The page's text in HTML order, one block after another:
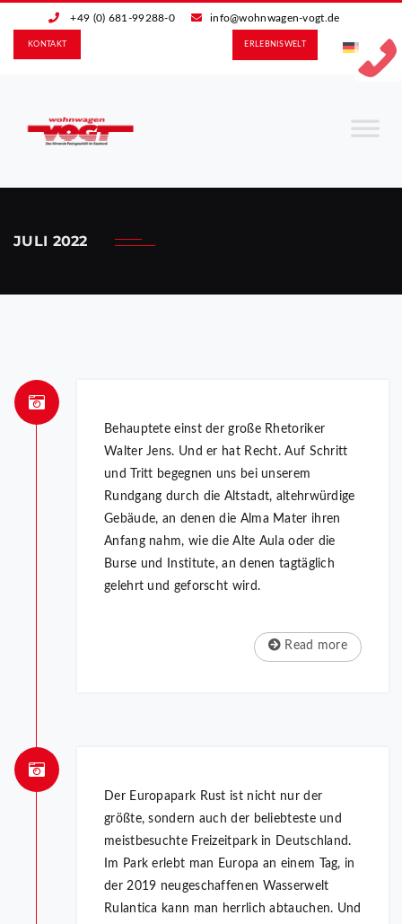
+49 (0) 681-99288-0 info@wohnwagen-vogt.de
ERLEBNIS­WELT
KONTAKT
JULI 2022
Behauptete einst der große Rhetoriker
Walter Jens. Und er hat Recht. Auf Schritt
und Tritt begegnen uns bei unserem
Rundgang durch die Altstadt, altehrwürdige
Gebäude, an denen die Alma Mater ihren
Anfang nahm, wie die Alte Aula oder die
Burse und Institute, an denen tagtäglich
gelehrt und geforscht wird.
Read more
Der Europapark Rust ist nicht nur der
größte, sondern auch der beliebteste und
meistbesuchte Freizeitpark in Deutschland.
Im Park erlebt man Europa an einem Tag, in
der 2019 neugeschaffenen Wasserwelt
Rulantica kann man herrlich abtauchen. Und